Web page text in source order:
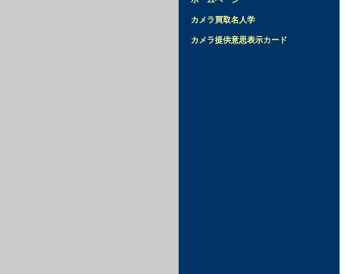
カメラ買取名人学
カメラ提供意思表示カード